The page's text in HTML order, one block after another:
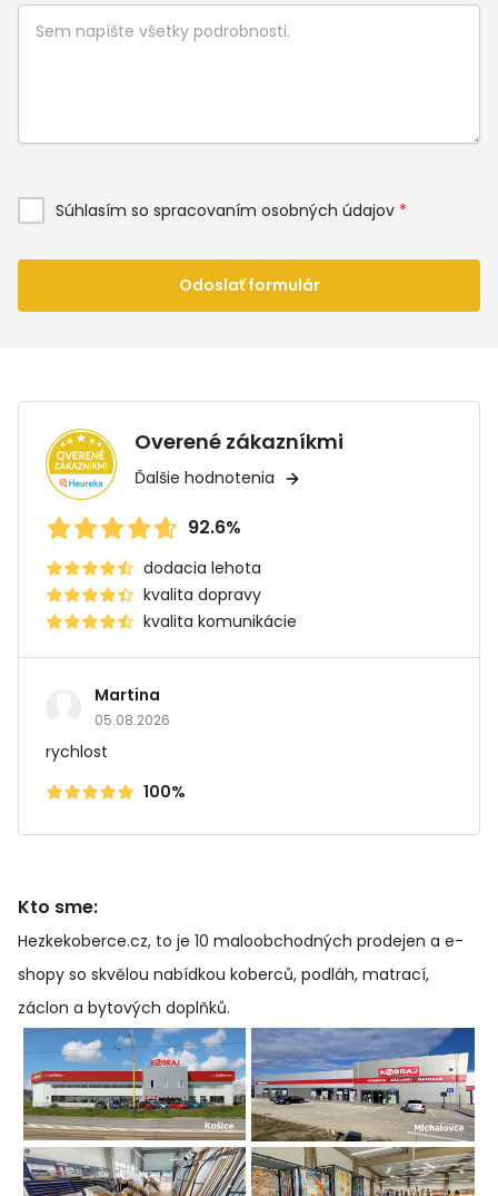
Súhlasím so spracovaním osobných údajov *
Odoslať formulár
Overené zákazníkmi
Ďalšie hodnotenia
92.6%
dodacia lehota
kvalita dopravy
kvalita komunikácie
Martina
05.08.2026
rychlost
100%
Kto sme:
Hezkekoberce.cz, to je 10 maloobchodných prodejen a e-
shopy so skvělou nabídkou koberců, podláh, matrací,
záclon a bytových doplňků.